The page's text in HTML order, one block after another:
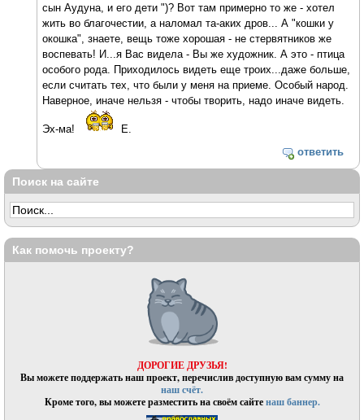
сын Аудуна, и его дети ")? Вот там примерно то же - хотел
жить во благочестии, а наломал та-аких дров... А "кошки у
окошка", знаете, вещь тоже хорошая - не стервятников же
воспевать! И...я Вас видела - Вы же художник. А это - птица
особого рода. Приходилось видеть еще троих...даже больше,
если считать тех, что были у меня на приеме. Особый народ.
Наверное, иначе нельзя - чтобы творить, надо иначе видеть.
Эх-ма!
Е.
ответить
Поиск на сайте
Как помочь проекту?
ДОРОГИЕ ДРУЗЬЯ!
Вы можете поддержать наш проект, перечислив доступную вам сумму на
наш счёт.
Кроме того, вы можете разместить на своём сайтенаш баннер.